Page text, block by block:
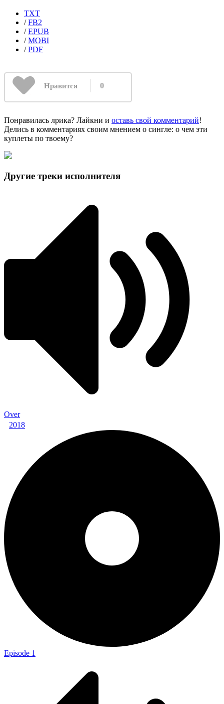
TXT
/FB2
/EPUB
/MOBI
/PDF
Нравится 0
Понравилась лрика? Лайкни и оставь свой комментарий!
Делись в комментариях своим мнением о сингле: о чем эти
куплеты по твоему?
Другие треки исполнителя
Over
2018
Episode 1